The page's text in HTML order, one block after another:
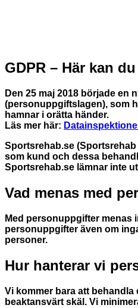
GDPR – Här kan
Den 25 maj 2018 började en
(personuppgiftslagen), som
hamnar i orätta händer.
Läs mer här:
Sportsrehab.se
som kund och dessa
Sportsrehab.se lämnar inte
Vad menas med
Med personuppgifter menas
personuppgifter även om
personer.
Hur hanterar vi
Vi kommer bara att
beaktansvärt skäl. Vi